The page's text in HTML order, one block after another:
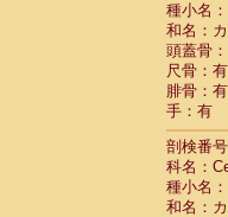
種小名：
和名：
頭蓋骨
尺骨：有
腓骨：有
手：有
剖検番
科名：
種小名：
和名：